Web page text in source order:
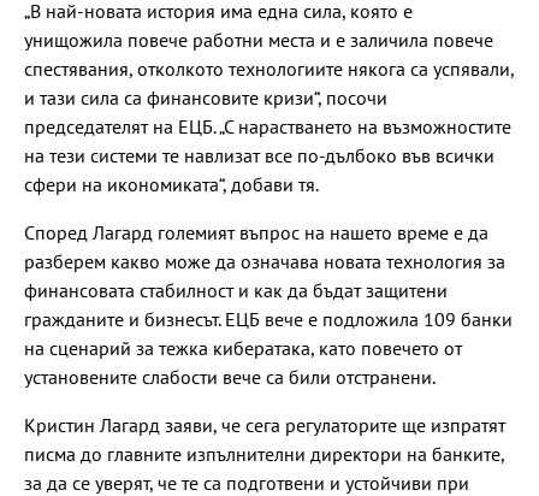
„В най-новата история има една сила, която е
унищожила повече работни места и е заличила повече
спестявания, отколкото технологиите някога са успявали,
и тази сила са финансовите кризи“, посочи
председателят на ЕЦБ. „С нарастването на възможностите
на тези системи те навлизат все по-дълбоко във всички
сфери на икономиката“, добави тя.
Според Лагард големият въпрос на нашето време е да
разберем какво може да означава новата технология за
финансовата стабилност и как да бъдат защитени
гражданите и бизнесът. ЕЦБ вече е подложила 109 банки
на сценарий за тежка кибератака, като повечето от
установените слабости вече са били отстранени.
Кристин Лагард заяви, че сега регулаторите ще изпратят
писма до главните изпълнителни директори на банките,
за да се уверят, че те са подготвени и устойчиви при